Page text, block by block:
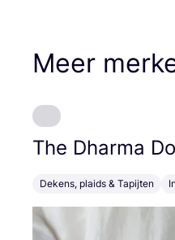
Meer
The Dharma
Dekens, plaids & Tapijten